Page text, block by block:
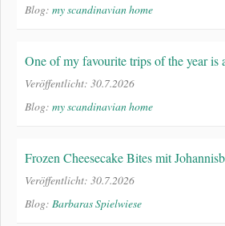
Blog: my scandinavian home
One of my favourite trips of the year is
Veröffentlicht: 30.7.2026
Blog: my scandinavian home
Frozen Cheesecake Bites mit
Veröffentlicht: 30.7.2026
Blog: Barbaras Spielwiese